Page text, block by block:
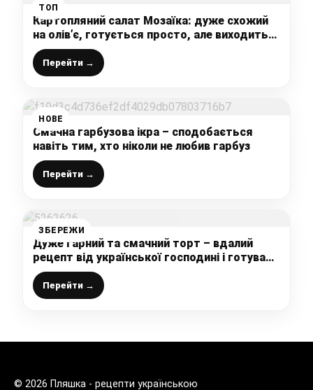
ТОП
Картопляний салат Мозаїка: дуже схожий
на олів’є, готується просто, але виходить
смачно і ситно
Перейти →
НОВЕ
Смачна гарбузова ікра – сподобається
навіть тим, хто ніколи не любив гарбуз
Перейти →
ЗБЕРЕЖИ
Дуже гарний та смачний торт – вдалий
рецепт від української господині і готувати
його неважко
Перейти →
© 2026 Пляшка - рецепти українською